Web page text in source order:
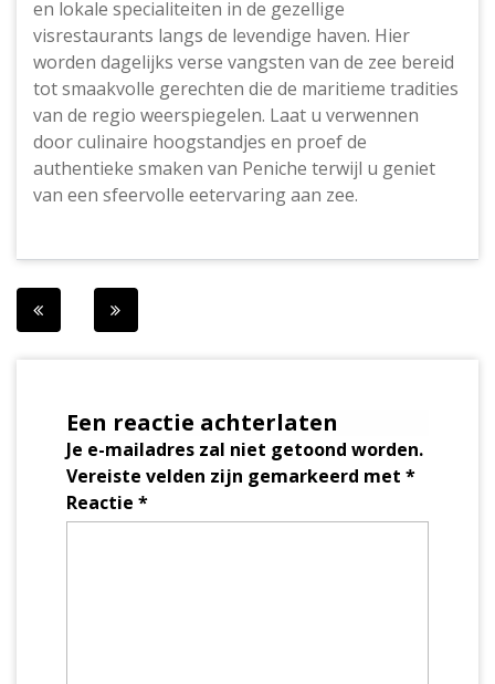
en lokale specialiteiten in de gezellige
visrestaurants langs de levendige haven. Hier
worden dagelijks verse vangsten van de zee bereid
tot smaakvolle gerechten die de maritieme tradities
van de regio weerspiegelen. Laat u verwennen
door culinaire hoogstandjes en proef de
authentieke smaken van Peniche terwijl u geniet
van een sfeervolle eetervaring aan zee.
Berichtnavigatie
Een reactie achterlaten
Je e-mailadres zal niet getoond worden.
Vereiste velden zijn gemarkeerd met *
Reactie *